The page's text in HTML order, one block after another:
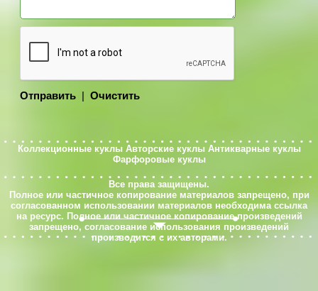
Отправить Очистить
Коллекционные куклы Авторские куклы Антикварные куклы
Фарфоровые куклы
Все права защищены.
Полное или частичное копирование материалов запрещено, при
согласованном использовании материалов необходима ссылка
на ресурс. Полное или частичное копирование произведений
запрещено, согласование использования произведений
производится с их авторами.